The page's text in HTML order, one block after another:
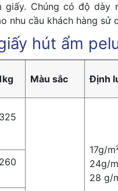
giấy. Chúng có độ dày
nhu cầu khách hàng sử
hút ẩm
Màu sắc Định
17g/
24g/
28 g/